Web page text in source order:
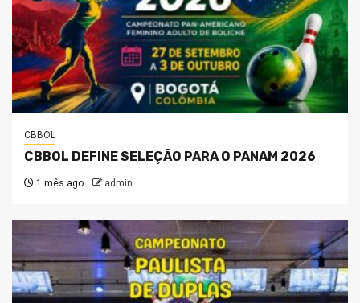
CBBOL
CBBOL DEFINE SELEÇÃO PARA O PANAM 2026
1 mês ago admin